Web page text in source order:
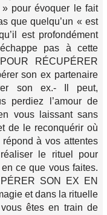
pour évoquer le fait
que quelqu’un « est
est profondément
pas à cette
RÉCUPÉRER
son ex partenaire
son ex.- Il peut,
perdiez l’amour de
vous laissant sans
de le reconquérir où
à vos attentes
le rituel pour
ce que vous faites.
SON EX EN
et dans la rituelle
êtes en train de